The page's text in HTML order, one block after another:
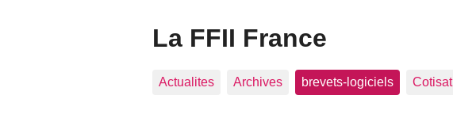
La FFII France
Actualites Archives brevets-logiciels